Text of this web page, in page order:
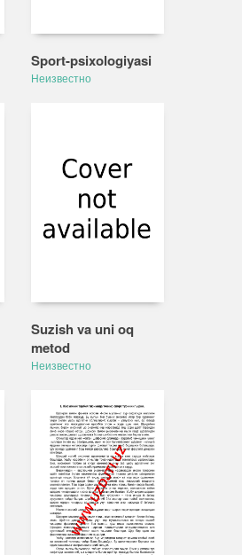
Sport-psixologiyasi
Неизвестно
Suzish va uni oq
metod
Неизвестно